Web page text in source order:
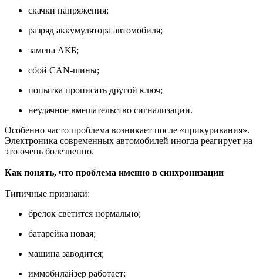
скачки напряжения;
разряд аккумулятора автомобиля;
замена АКБ;
сбой CAN-шины;
попытка прописать другой ключ;
неудачное вмешательство сигнализации.
Особенно часто проблема возникает после «прикуривания».
Электроника современных автомобилей иногда реагирует на
это очень болезненно.
Как понять, что проблема именно в синхронизации
Типичные признаки:
брелок светится нормально;
батарейка новая;
машина заводится;
иммобилайзер работает;